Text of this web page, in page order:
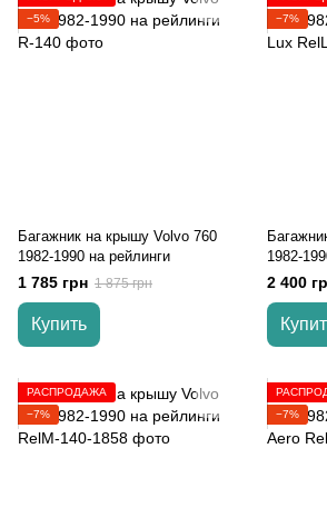
−5%
Багажник на крышу Volvo 760
1982-1990 на рейлинги
1 785 грн 1 875 грн
Купить
−7%
1982-
2 400
РАСПРОДАЖА
−7%
−7%